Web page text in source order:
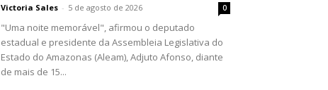
Victoria Sales - 5 de agosto de 2026 0
"Uma noite memorável", afirmou o deputado
estadual e presidente da Assembleia Legislativa do
Estado do Amazonas (Aleam), Adjuto Afonso, diante
de mais de 15...